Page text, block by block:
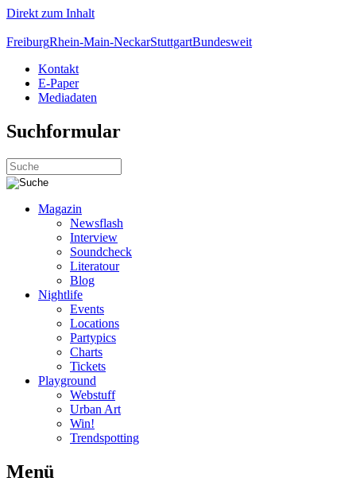
Direkt zum Inhalt
FreiburgRhein-Main-NeckarStuttgartBundesweit
Kontakt
E-Paper
Mediadaten
Suchformular
Magazin
Newsflash
Interview
Soundcheck
Literatour
Blog
Nightlife
Events
Locations
Partypics
Charts
Tickets
Playground
Webstuff
Urban Art
Win!
Trendspotting
Menü